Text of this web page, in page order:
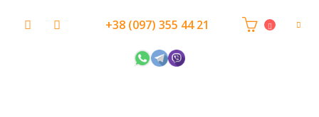
+38 (097) 355 44 21